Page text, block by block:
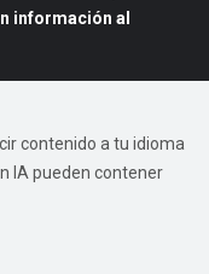
información al
contenido a tu idioma
IA pueden contener